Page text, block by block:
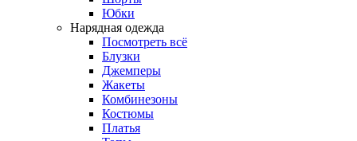
Юбки
Нарядная одежда
Посмотреть всё
Блузки
Джемперы
Жакеты
Комбинезоны
Костюмы
Платья